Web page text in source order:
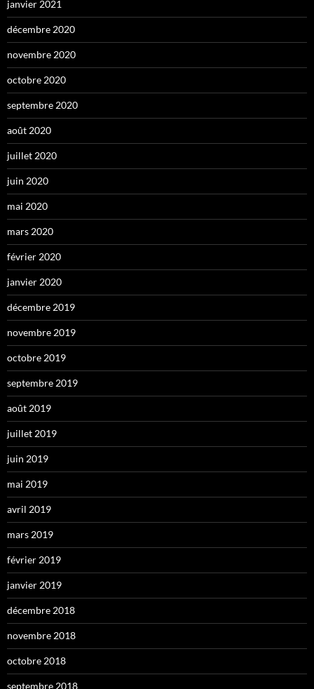
janvier 2021
décembre 2020
novembre 2020
octobre 2020
septembre 2020
août 2020
juillet 2020
juin 2020
mai 2020
mars 2020
février 2020
janvier 2020
décembre 2019
novembre 2019
octobre 2019
septembre 2019
août 2019
juillet 2019
juin 2019
mai 2019
avril 2019
mars 2019
février 2019
janvier 2019
décembre 2018
novembre 2018
octobre 2018
septembre 2018